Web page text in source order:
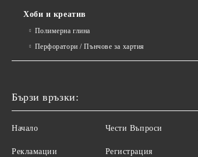
Хоби и креатив
Полимерна глина
Перфоратори / Пънчове за хартия
Бързи връзки:
Начало
Рекламации
Чести Въпроси
Регистрация